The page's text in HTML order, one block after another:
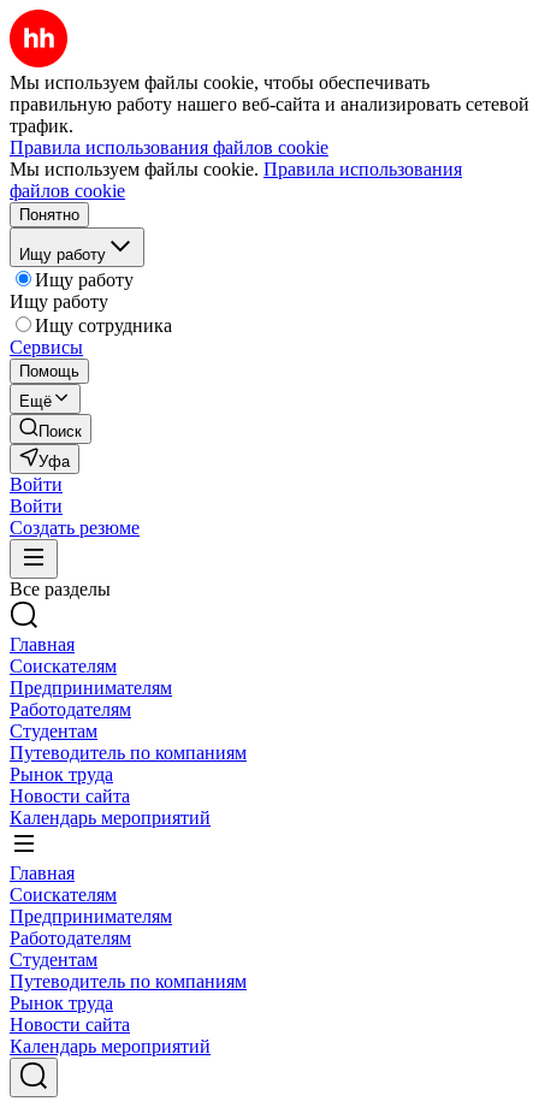
Мы используем файлы cookie, чтобы обеспечивать
правильную работу нашего веб-сайта и анализировать сетевой
трафик.
Правила использования файлов cookie
Мы используем файлы cookie. Правила использования
файлов cookie
Понятно
Ищу работу
Ищу работу
Ищу работу
Ищу сотрудника
Сервисы
Помощь
Ещё
Поиск
Уфа
Войти
Войти
Создать резюме
Все разделы
Главная
Соискателям
Предпринимателям
Работодателям
Студентам
Путеводитель по компаниям
Рынок труда
Новости сайта
Календарь мероприятий
Главная
Соискателям
Предпринимателям
Работодателям
Студентам
Путеводитель по компаниям
Рынок труда
Новости сайта
Календарь мероприятий